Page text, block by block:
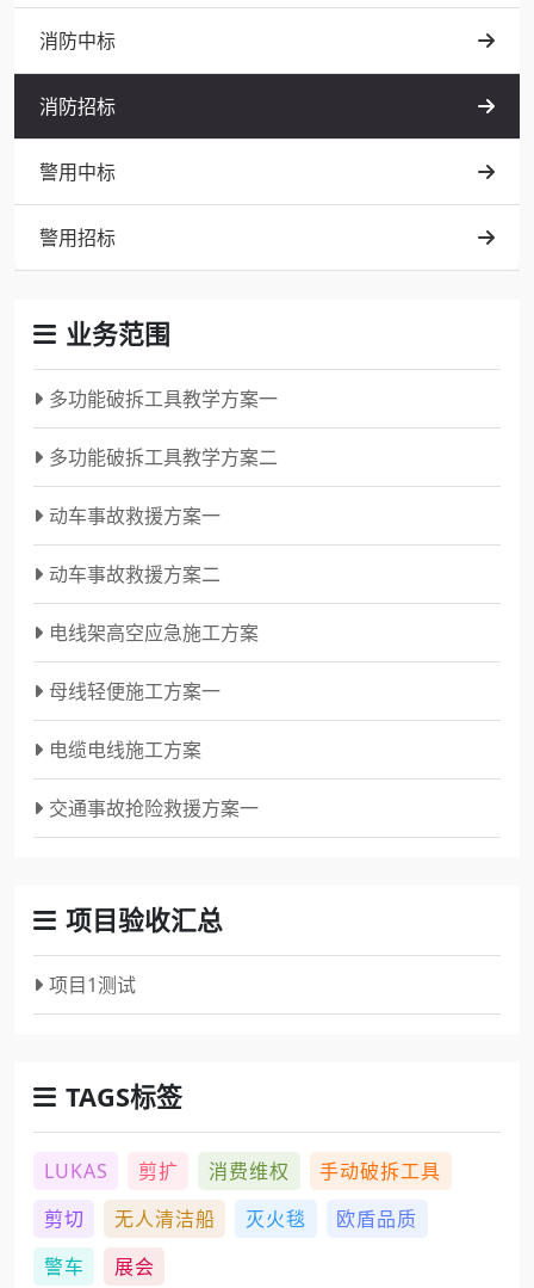
消防中标
消防招标
警用中标
警用招标
业务范围
多功能破拆工具教学方案一
多功能破拆工具教学方案二
动车事故救援方案一
动车事故救援方案二
电线架高空应急施工方案
母线轻便施工方案一
电缆电线施工方案
交通事故抢险救援方案一
项目验收汇总
项目1测试
TAGS标签
LUKAS 剪扩 消费维权
手动破拆工具
剪切
无人清洁船 灭火毯
欧盾品质
警车
展会